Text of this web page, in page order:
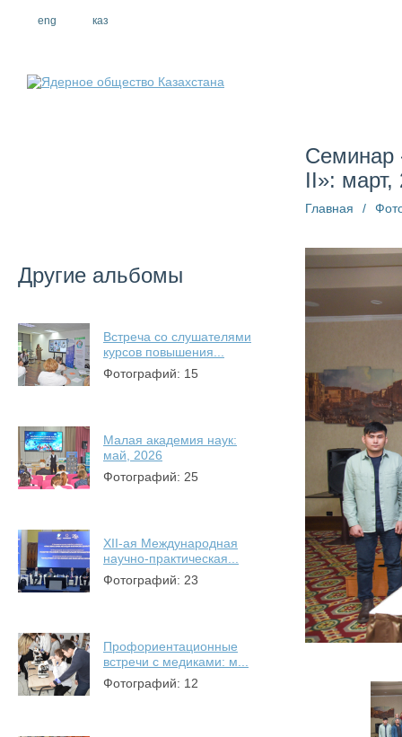
eng каз
Другие альбомы
Встреча со слушателями
курсов повышения...
Фотографий: 15
Малая академия наук:
май, 2026
Фотографий: 25
XII-ая Международная
научно-практическая...
Фотографий: 23
Профориентационные
встречи с медиками: м...
Фотографий: 12
Семинар
II»: март,
Главная /